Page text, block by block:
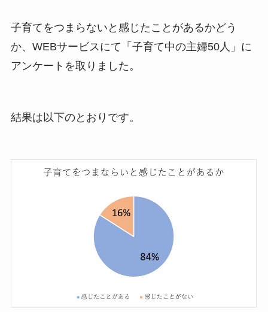
子育てをつまらないと感じたことがあるかどう
か、WEBサービスにて「子育て中の主婦50人」に
アンケートを取りました。
結果は以下のとおりです。